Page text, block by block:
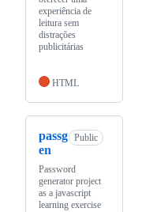
experiência de
leitura sem
distrações
publicitárias
HTML
passg
en
Public
Password
generator project
as a javascript
learning exercise